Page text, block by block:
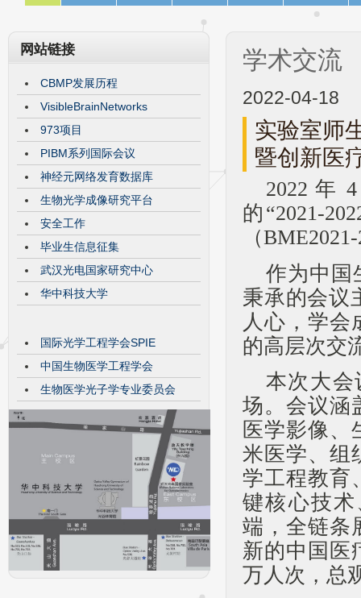
网站链接
CBMP发展历程
VisibleBrainNetworks
973项目
PIBM系列国际会议
神经元网络发育数据库
生物光学成像研究平台
安全工作
毕业生信息征集
武汉光电国家研究中心
华中科技大学
国际光学工程学会SPIE
中国生物医学工程学会
生物医学光子学专业委员会
学术交流
2022-04-18
实验室师
暨创新医
2022 年
的“2021-
（
作为中国
秉承的会议
人心，学
的高层次交
本次大会
场。会议涵
医学影像
米医学、组
学工程教育
键核心技
端，全链条
新的中国医
万人次，总